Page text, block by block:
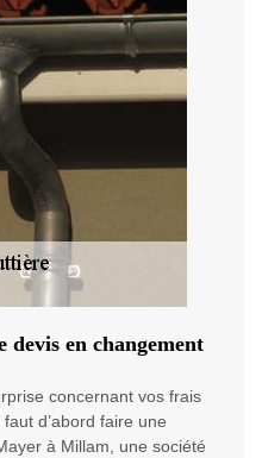
devis en changement
concernant vos frais
d’abord faire une
à Millam, une société